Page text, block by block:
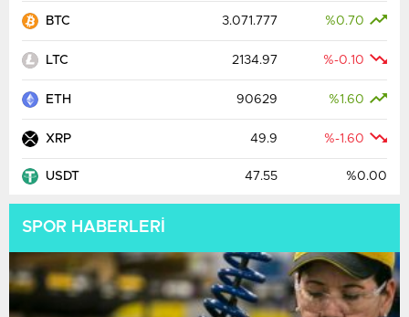
BTC 3.071.777 %0.70
LTC 2134.97 %-0.10
ETH 90629 %1.60
XRP 49.9 %-1.60
USDT 47.55 %0.00
SPOR HABERLERİ